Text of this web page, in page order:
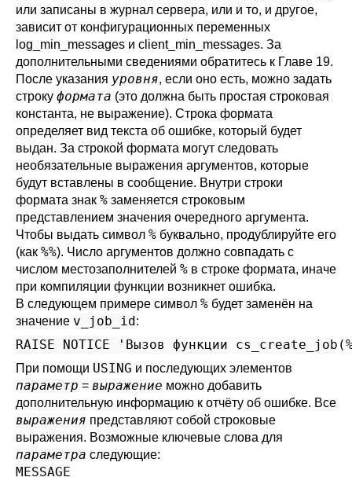
или записаны в журнал сервера, или и то, и другое,
зависит от конфигурационных переменных
log_min_messages и client_min_messages. За
дополнительными сведениями обратитесь к Главе 19.
После указания уровня, если оно есть, можно задать
строку формата (это должна быть простая строковая
константа, не выражение). Строка формата
определяет вид текста об ошибке, который будет
выдан. За строкой формата могут следовать
необязательные выражения аргументов, которые
будут вставлены в сообщение. Внутри строки
формата знак % заменяется строковым
представлением значения очередного аргумента.
Чтобы выдать символ % буквально, продублируйте его
(как %%). Число аргументов должно совпадать с
числом местозаполнителей % в строке формата, иначе
при компиляции функции возникнет ошибка.
В следующем примере символ % будет заменён на
значение v_job_id:
RAISE NOTICE 'Вызов функции
При помощи USING и последующих элементов
параметр = выражение можно добавить
дополнительную информацию к отчёту об ошибке. Все
выражения представляют собой строковые
выражения. Возможные ключевые слова для
параметра следующие:
MESSAGE